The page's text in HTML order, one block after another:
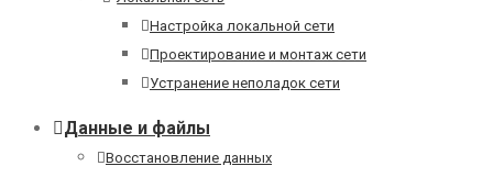
Настройка локальной сети
Проектирование и монтаж сети
Устранение неполадок сети
Данные и файлы
Восстановление данных